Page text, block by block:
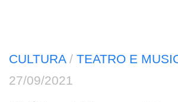
CULTURA/ TEATRO E
27/09/2021